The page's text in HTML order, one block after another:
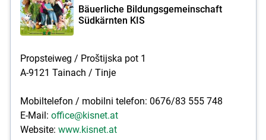
Bäuerliche Bildungsgemeinschaft
Südkärnten KIS
Propsteiweg / Proštijska pot 1
A-9121 Tainach / Tinje
Mobiltelefon / mobilni telefon: 0676/83 555 748
E-Mail: office@kisnet.at
Website: www.kisnet.at